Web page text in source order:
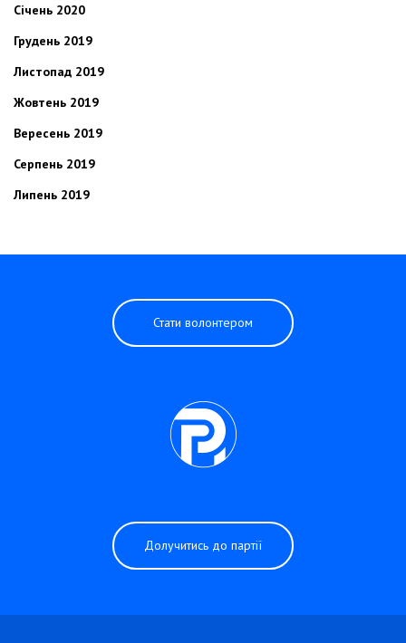
Січень 2020
Грудень 2019
Листопад 2019
Жовтень 2019
Вересень 2019
Серпень 2019
Липень 2019
Стати волонтером
Долучитись до партії